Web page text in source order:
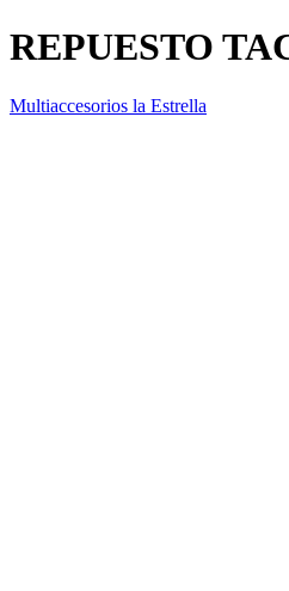
REPUESTO
Multiaccesorios la Estrella